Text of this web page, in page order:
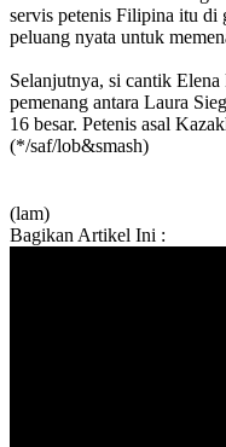
servis petenis Filipina itu
peluang nyata untuk
Selanjutnya, si cantik Elena
pemenang antara Laura
16 besar. Petenis asal
(*/saf/lob&smash)
(lam)
Bagikan Artikel Ini :